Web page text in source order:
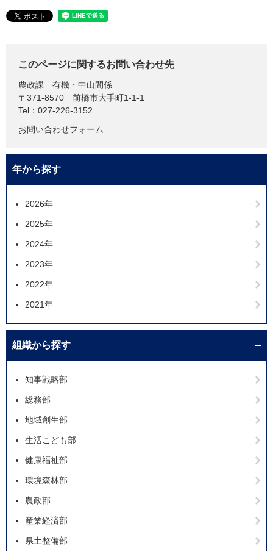
このページに関するお問い合わせ先
農政課
有機・中山間係
〒371-8570
前橋市大手町1-1-1
Tel：027-226-3152
お問い合わせフォーム
年から探す
2026年
2025年
2024年
2023年
2022年
2021年
組織から探す
知事戦略部
総務部
地域創生部
生活こども部
健康福祉部
環境森林部
農政部
産業経済部
県土整備部